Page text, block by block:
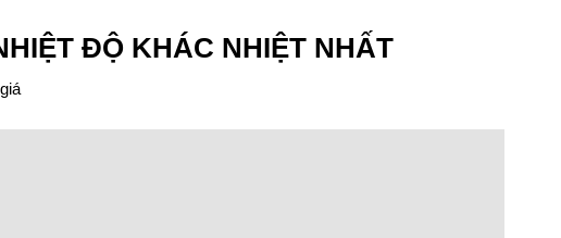
ĐỘ KHÁC NHIỆT NHẤT